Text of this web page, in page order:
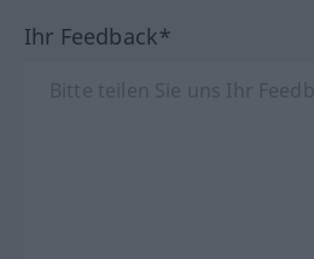
Ihr Feedback*